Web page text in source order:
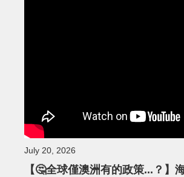
July 20, 2026
【🤔全球僅澳洲有的政策...？】